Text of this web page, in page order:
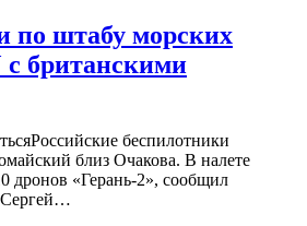
по штабу морских
британскими
беспилотники
близ Очакова. В налете
дронов «Герань-2», сообщил
Сергей…